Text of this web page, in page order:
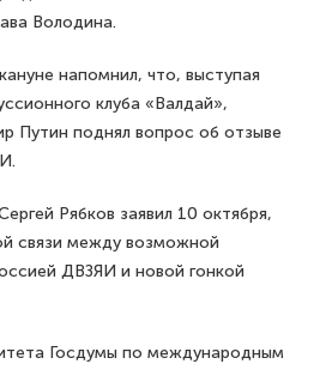
Володина.
напомнил, что, выступая
клуба «Валдай»,
Путин поднял вопрос об отзыве
Рябков заявил 10 октября,
связи между возможной
ДВЗЯИ и новой гонкой
Госдумы по международным